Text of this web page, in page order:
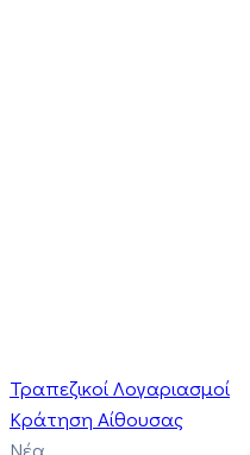
Τραπεζικοί Λογαριασμοί
Κράτηση Αίθουσας
Νέα